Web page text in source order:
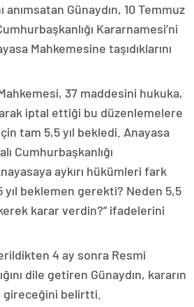
anımsatan Günaydın, 10 Temmuz
Kararnamesi’ni
Mahkemesine taşıdıklarını
37 maddesini hukuka,
iptal ettiği bu düzenlemelere
tam 5,5 yıl bekledi. Anayasa
Cumhurbaşkanlığı
aykırı hükümleri fark
beklemen gerekti? Neden 5,5
karar verdin?” ifadelerini
4 ay sonra Resmi
dile getiren Günaydın, kararın
belirtti.